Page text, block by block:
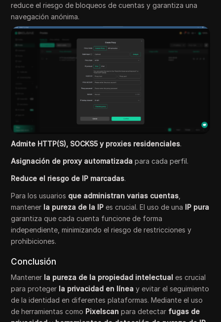
reduce el riesgo de bloqueos de cuentas y garantiza una
navegación anónima.
Admite HTTP(S), SOCKS5 y proxies residenciales.
Asignación de proxy automatizada para cada perfil.
Reduce el riesgo de IP marcadas.
Para los usuarios que administran varias cuentas
mantener la pureza de la IP es crucial. El uso de una IP pura
garantiza que cada cuenta funcione de forma
independiente, minimizando el riesgo de restricciones y
prohibiciones.
Conclusión
Mantener la pureza de la propiedad intelectual es crucial
para proteger la privacidad en línea y evitar el seguimiento
de la identidad en diferentes plataformas. Mediante el uso
de herramientas como Pixelscan para detectar fugas de